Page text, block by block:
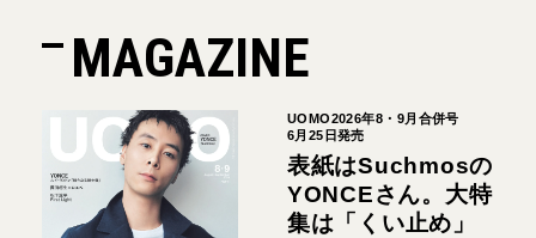
MAGAZINE
UOMO2026年8・9月合併号
6月25日発売
表紙はSuchmosの
YONCEさん。大特
集は「くい止め」